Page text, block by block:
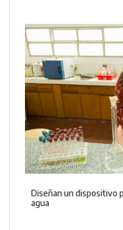
Diseñan un dispositivo
agua